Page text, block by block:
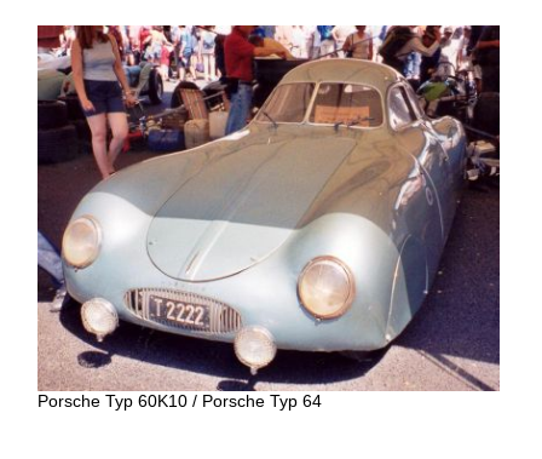
Porsche Typ 60K10 / Porsche Typ 64